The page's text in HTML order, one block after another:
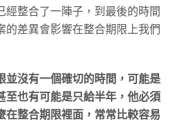
經整合了一陣子，到最後的時間
的差異會影響在整合期限上我們
並沒有一個確切的時間，可能是
至也有可能是只給半年，他必須
在整合期限裡面，常常比較容易